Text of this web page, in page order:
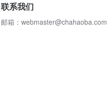
联系我们
邮箱：webmaster@chahaoba.com